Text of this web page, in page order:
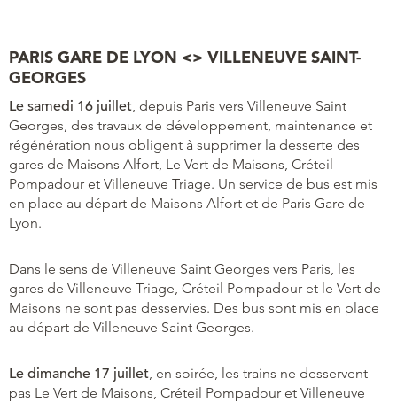
PARIS GARE DE LYON <> VILLENEUVE SAINT-
GEORGES
Le samedi 16 juillet , depuis Paris vers Villeneuve Saint
Georges, des travaux de développement, maintenance et
régénération nous obligent à supprimer la desserte des
gares de Maisons Alfort, Le Vert de Maisons, Créteil
Pompadour et Villeneuve Triage. Un service de bus est mis
en place au départ de Maisons Alfort et de Paris Gare de
Lyon.
Dans le sens de Villeneuve Saint Georges vers Paris, les
gares de Villeneuve Triage, Créteil Pompadour et le Vert de
Maisons ne sont pas desservies. Des bus sont mis en place
au départ de Villeneuve Saint Georges.
Le dimanche 17 juillet , en soirée, les trains ne desservent
pas Le Vert de Maisons, Créteil Pompadour et Villeneuve